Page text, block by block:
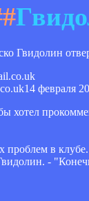
Гвидолин
14 февраля
хотел
в
-